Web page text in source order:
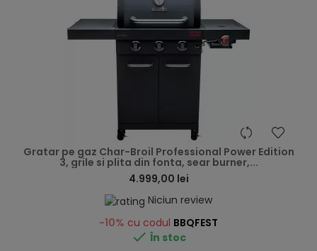
Gratar pe gaz Char-Broil Professional Power Edition
3, grile si plita din fonta, sear burner,...
4.999,00 lei
Niciun review
-10% cu codul BBQFEST
 În stoc